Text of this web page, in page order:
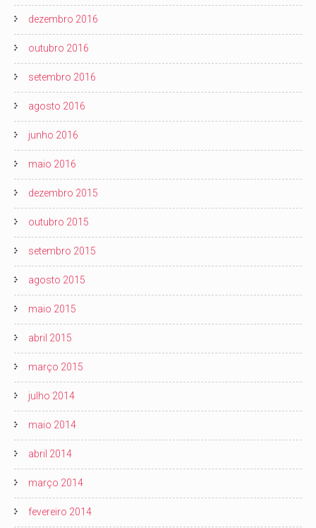
dezembro 2016
outubro 2016
setembro 2016
agosto 2016
junho 2016
maio 2016
dezembro 2015
outubro 2015
setembro 2015
agosto 2015
maio 2015
abril 2015
março 2015
julho 2014
maio 2014
abril 2014
março 2014
fevereiro 2014